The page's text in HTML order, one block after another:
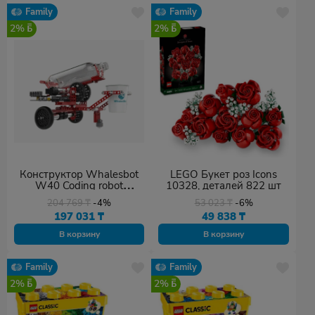
Family
2%
Конструктор Whalesbot
W40 Coding robot
package
204 769₸ -4%
197 031₸
В корзину
Family
2%
LEGO Букет роз Icons
10328, деталей 822 шт
53 023₸ -6%
49 838₸
В корзину
Family
2%
Family
2%